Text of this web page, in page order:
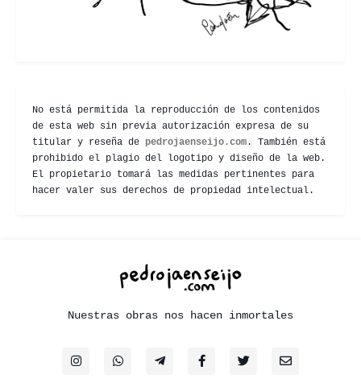
No está permitida la reproducción de los contenidos
de esta web sin previa autorización expresa de su
titular y reseña de pedrojaenseijo.com . También está
prohibido el plagio del logotipo y diseño de la web.
El propietario tomará las medidas pertinentes para
hacer valer sus derechos de propiedad intelectual.
Nuestras obras nos hacen inmortales